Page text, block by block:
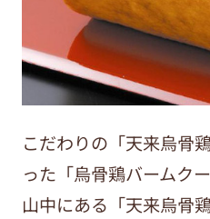
こだわりの「天来烏骨
った「烏骨鶏バームク
山中にある「天来烏骨